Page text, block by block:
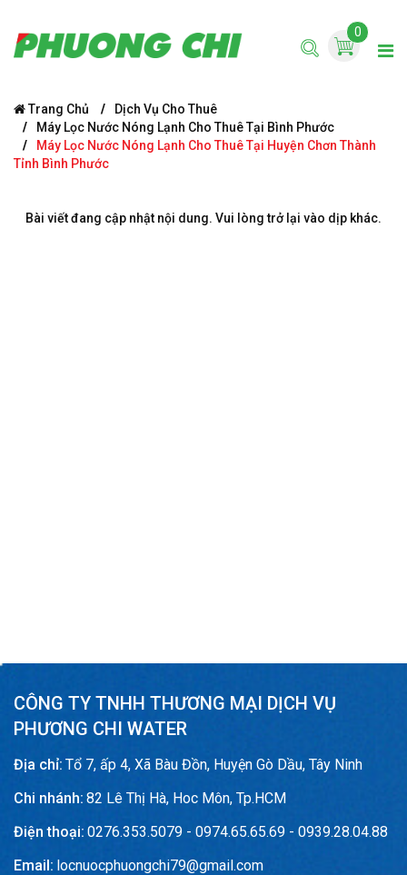
0
Trang Chủ
Dịch Vụ Cho Thuê
Máy Lọc Nước Nóng Lạnh Cho Thuê Tại Bình Phước
Máy Lọc Nước Nóng Lạnh Cho Thuê Tại Huyện Chơn Thành
Tỉnh Bình Phước
Bài viết đang cập nhật nội dung. Vui lòng trở lại vào dịp khác.
CÔNG TY TNHH THƯƠNG MẠI DỊCH VỤ
PHƯƠNG CHI WATER
Địa chỉ: Tổ 7, ấp 4, Xã Bàu Đồn, Huyện Gò Dầu, Tây Ninh
Chi nhánh: 82 Lê Thị Hà, Hoc Môn, Tp.HCM
Điện thoại: 0276.353.5079 - 0974.65.65.69 - 0939.28.04.88
Email: locnuocphuongchi79@gmail.com